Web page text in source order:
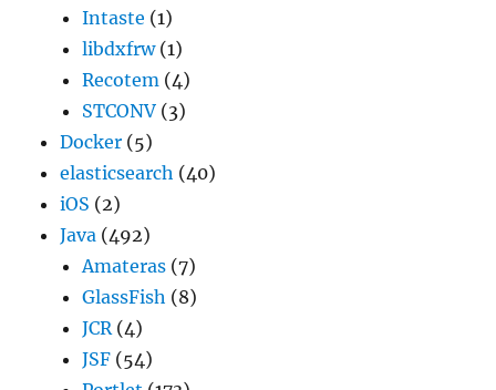
Intaste (1)
libdxfrw(1)
Recotem (4)
STCONV (3)
Docker (5)
elasticsearch (40)
iOS (2)
Java (492)
Amateras (7)
GlassFish (8)
JCR(4)
JSF (54)